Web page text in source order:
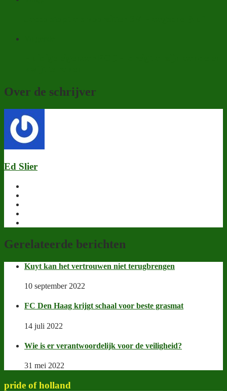
Over de schrijver
Ed Slier
Gerelateerde berichten
Kuyt kan het vertrouwen niet terugbrengen
10 september 2022
FC Den Haag krijgt schaal voor beste grasmat
14 juli 2022
Wie is er verantwoordelijk voor de veiligheid?
31 mei 2022
pride of holland